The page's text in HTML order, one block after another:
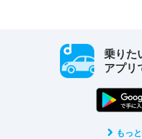
乗りた
アプリ
もっ